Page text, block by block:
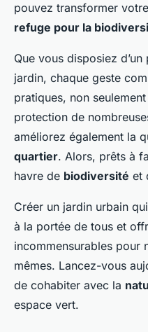
pouvez transformer
refuge pour la
Que vous disposiez
jardin, chaque geste
pratiques, non
protection de
améliorez également la
quartier. Alors, prêts à
havre de biodiversité et
Créer un jardin urbain
à la portée de tous et
incommensurables pour
mêmes. Lancez-vous
de cohabiter avec la
espace vert.